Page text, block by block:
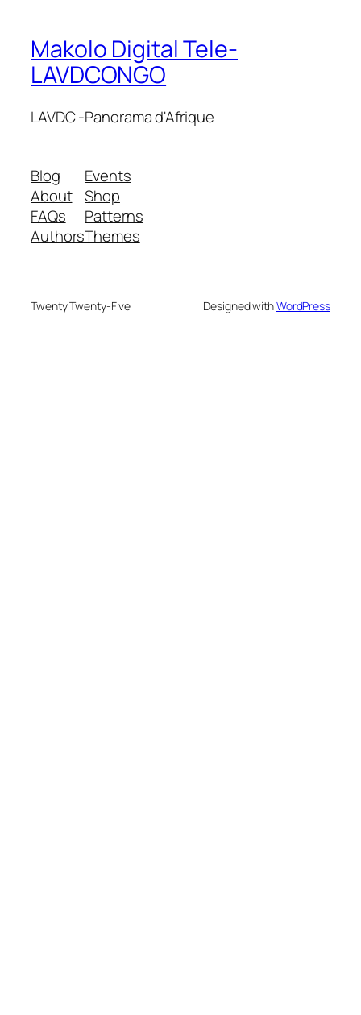
Makolo Digital Tele-
LAVDCONGO
LAVDC -Panorama d'Afrique
Blog
About
FAQs
Authors
Events
Shop
Patterns
Themes
Twenty Twenty-Five Designed withWordPress